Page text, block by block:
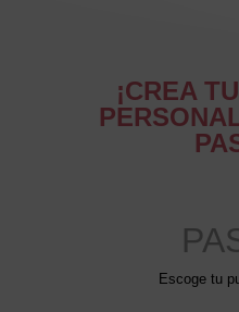
¡CREA
Escoge tu